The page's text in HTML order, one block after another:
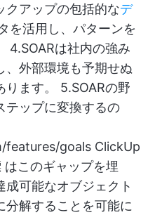
クアップの包括的なデ
を活用し、パターンを
4.SOARは社内の強み
、外部環境も予期せぬ
ます。 5.SOARの野
テップに変換するの
features/goals ClickUp
このギャップを埋
可能なオブジェクト
分解することを可能に